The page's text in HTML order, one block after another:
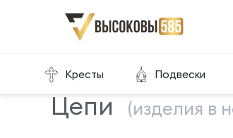
Кресты Подвески
Главная Склад готовой
Цепи (изделия в